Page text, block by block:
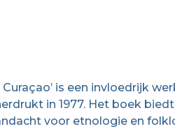
Curaçao’ is een invloedrijk
in 1977. Het boek
voor etnologie en